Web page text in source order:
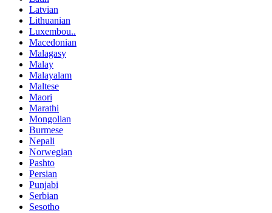
Latvian
Lithuanian
Luxembou..
Macedonian
Malagasy
Malay
Malayalam
Maltese
Maori
Marathi
Mongolian
Burmese
Nepali
Norwegian
Pashto
Persian
Punjabi
Serbian
Sesotho